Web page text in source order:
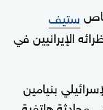
ستيف
الإيرانيين في
بنيامين